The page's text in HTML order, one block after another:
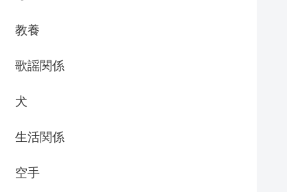
教養
歌謡関係
犬
生活関係
空手